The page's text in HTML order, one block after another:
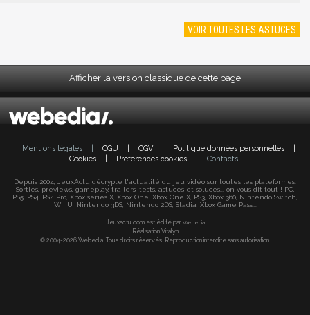
VOIR TOUTES LES ASTUCES
Afficher la version classique de cette page
Mentions légales CGU CGV Politique données personnelles
Cookies
Préférences cookies Contacts
Depuis 2004, JeuxActu décrypte l'actualité du jeu vidéo sur toutes les plateformes.
Sorties, previews, gameplay, trailers, tests, astuces et soluces... on vous dit tout ! PC,
PS5, PS4, PS4 Pro, Xbox series X, Xbox One, Xbox One X, PS3, Xbox 360, Nintendo Switch,
Wii U, Nintendo 3DS, Nintendo 2DS, Stadia, Xbox Game Pass...
Jeuxactu.com est édité par Webedia
Réalisation Vitalyn
© 2004-2026 Webedia. Tous droits réservés. Reproduction interdite sans autorisation.